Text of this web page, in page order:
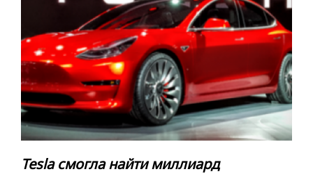
Tesla смогла найти миллиард